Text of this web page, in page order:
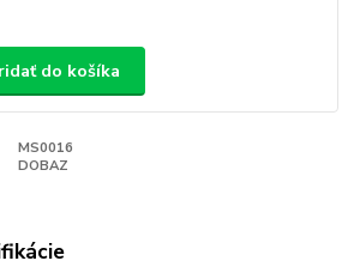
do košíka
MS0016
DOBAZ